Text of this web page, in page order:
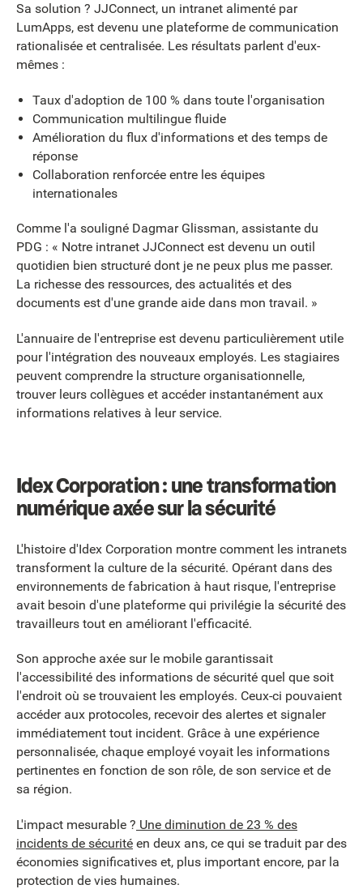
Sa solution ? JJConnect, un intranet alimenté par
LumApps, est devenu une plateforme de communication
rationalisée et centralisée. Les résultats parlent d'eux-
mêmes :
Taux d'adoption de 100 % dans toute l'organisation
Communication multilingue fluide
Amélioration du flux d'informations et des temps de
réponse
Collaboration renforcée entre les équipes
internationales
Comme l'a souligné Dagmar Glissman, assistante du
PDG : « Notre intranet JJConnect est devenu un outil
quotidien bien structuré dont je ne peux plus me passer.
La richesse des ressources, des actualités et des
documents est d'une grande aide dans mon travail. »
L'annuaire de l'entreprise est devenu particulièrement utile
pour l'intégration des nouveaux employés. Les stagiaires
peuvent comprendre la structure organisationnelle,
trouver leurs collègues et accéder instantanément aux
informations relatives à leur service.
Idex Corporation : une transformation
numérique axée sur la sécurité
L'histoire d'Idex Corporation montre comment les intranets
transforment la culture de la sécurité. Opérant dans des
environnements de fabrication à haut risque, l'entreprise
avait besoin d'une plateforme qui privilégie la sécurité des
travailleurs tout en améliorant l'efficacité.
Son approche axée sur le mobile garantissait
l'accessibilité des informations de sécurité quel que soit
l'endroit où se trouvaient les employés. Ceux-ci pouvaient
accéder aux protocoles, recevoir des alertes et signaler
immédiatement tout incident. Grâce à une expérience
personnalisée, chaque employé voyait les informations
pertinentes en fonction de son rôle, de son service et de
sa région.
L'impact mesurable ? Une diminution de 23 % des
incidents de sécurité en deux ans, ce qui se traduit par des
économies significatives et, plus important encore, par la
protection de vies humaines.